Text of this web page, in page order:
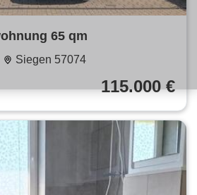
65 qm
Siegen 57074
115.000 €